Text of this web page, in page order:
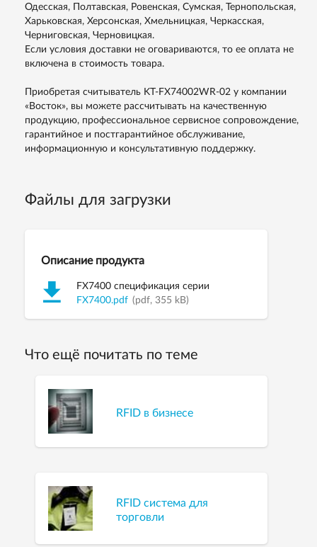
Одесская, Полтавская, Ровенская, Сумская, Тернопольская,
Харьковская, Херсонская, Хмельницкая, Черкасская,
Черниговская, Черновицкая.
Если условия доставки не оговариваются, то ее оплата не
включена в стоимость товара.
Приобретая считыватель KT-FX74002WR-02 у компании
«Восток», вы можете рассчитывать на качественную
продукцию, профессиональное сервисное сопровождение,
гарантийное и постгарантийное обслуживание,
информационную и консультативную поддержку.
Файлы для загрузки
Описание продукта
FX7400 спецификация серии
FX7400.pdf (pdf, 355 kB)
Что ещё почитать по теме
RFID в бизнесе
RFID система для
торговли